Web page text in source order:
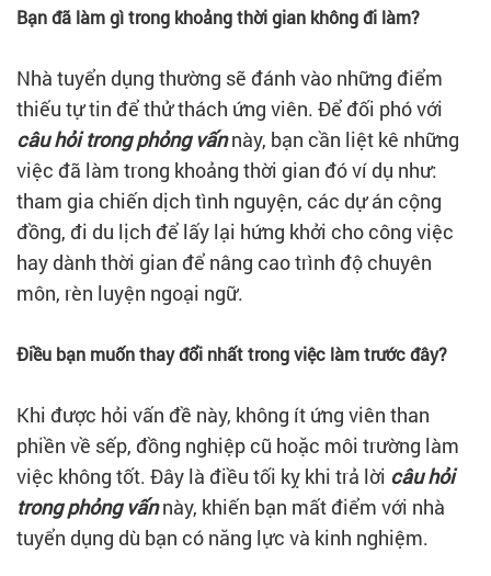
Bạn đã làm gì trong khoảng thời gian không đi làm?
Nhà tuyển dụng thường sẽ đánh vào những điểm
thiếu tự tin để thử thách ứng viên. Để đối phó với
câu hỏi trong phỏng vấnnày, bạn cần liệt kê những
việc đã làm trong khoảng thời gian đó ví dụ như:
tham gia chiến dịch tình nguyện, các dự án cộng
đồng, đi du lịch để lấy lại hứng khởi cho công việc
hay dành thời gian để nâng cao trình độ chuyên
môn, rèn luyện ngoại ngữ.
Điều bạn muốn thay đổi nhất trong việc làm trước đây?
Khi được hỏi vấn đề này, không ít ứng viên than
phiền về sếp, đồng nghiệp cũ hoặc môi trường làm
việc không tốt. Đây là điều tối kỵ khi trả lời câu hỏi
trong phỏng vấnnày, khiến bạn mất điểm với nhà
tuyển dụng dù bạn có năng lực và kinh nghiệm.